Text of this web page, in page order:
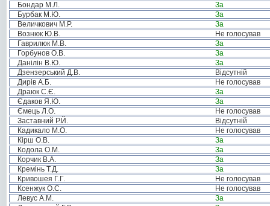
Бондар М.Л.
За
Бурбак М.Ю.
За
Величкович М.Р.
За
Вознюк Ю.В.
Не голосував
Гаврилюк М.В.
За
Горбунов О.В.
За
Данілін В.Ю.
За
Дзензерський Д.В.
Відсутній
Дирів А.Б.
Не голосував
Драюк С.Є.
За
Єдаков Я.Ю.
За
Ємець Л.О.
Не голосував
Заставний Р.Й.
Відсутній
Кадикало М.О.
Не голосував
Кірш О.В.
За
Кодола О.М.
За
Корчик В.А.
За
Кремінь Т.Д.
За
Кривошея Г.Г.
Не голосував
Ксенжук О.С.
Не голосував
Левус А.М.
За